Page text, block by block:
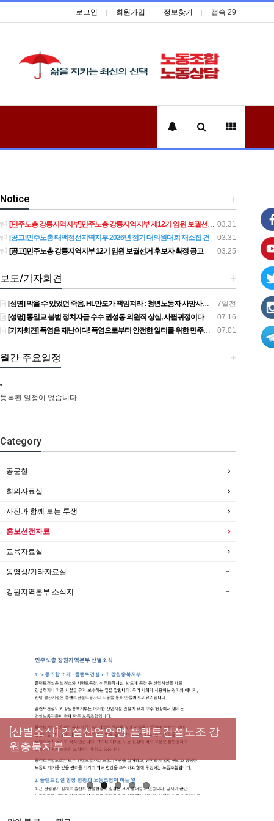
로그인 회원가입 정보찾기 접속 29
+
Notice
03.31
[민주노총 강릉지역지부]민주노총 강릉지역지부 제12기 임원 보궐선거결과 공고
03.31
[공고]민주노총 태백정선지역지부 2026년 정기 대의원대회 재소집 건
03.25
[공고]민주노총 강릉지역지부 12기 임원 보궐선거 후보자 확정 공고
+
보도/기자회견
7일전
[성명] 막을 수 있었던 죽음, HL만도가 책임져라 : 청년노동자 사망사고의 철저한 진상규명과 재발방지 대책 마련하라
07.16
[성명] 통일교 불법 정치자금 수수 권성동 의원직 상실, 사필귀정이다
07.01
[기자회견] 폭염은 재난이다! 폭염으로부터 안전한 일터를 위한 민주노총 강원지역본부 폭염감시단 선포 기자회견
+
월간 주요일정
등록된 일정이 없습니다.
Category
공문철
회의자료실
사진과 함께 보는 투쟁
홍보선전자료
교육자료실
동영상/기타자료실
강원지역본부 소식지
[성명] 막을 수 있었던 죽음, HL만도가 책임져
라 : 청년노동자 사망사고의 철저한 진상규명
과 재발방지 대책 마련하라
[산별소식] 건설산업연맹 플랜트건설노조 강
원충북지부
[강릉,속초,원주,춘천] 폭염감시단 사업 이모저
모
[조합원☆인터뷰] 서비스연맹 전국학교비정
규직노동조합 강원지부 김유미 춘천지회장
[본부소식] 강원지역 노동자 합창단 모임